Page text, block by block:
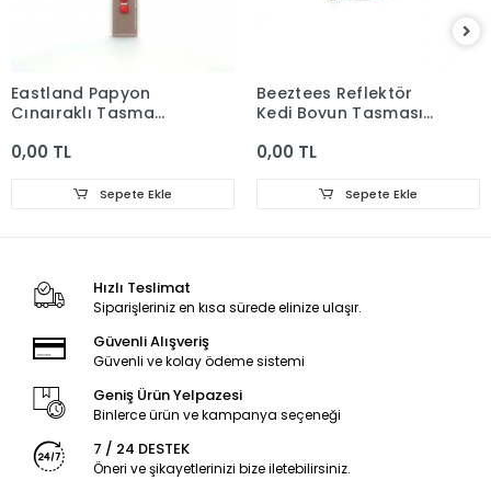
Eastland Papyon
Çıngıraklı Tasma
0,00 TL
Sepete Ekle
Beeztees Reflektör
Kedi Boyun Tasması
0,00 TL
Sepete Ekle
Hızlı Teslimat
Siparişleriniz en kısa sürede elinize ulaşır.
Güvenli Alışveriş
Güvenli ve kolay ödeme sistemi
Geniş Ürün Yelpazesi
Binlerce ürün ve kampanya seçeneği
7 / 24 DESTEK
Öneri ve şikayetlerinizi bize iletebilirsiniz.